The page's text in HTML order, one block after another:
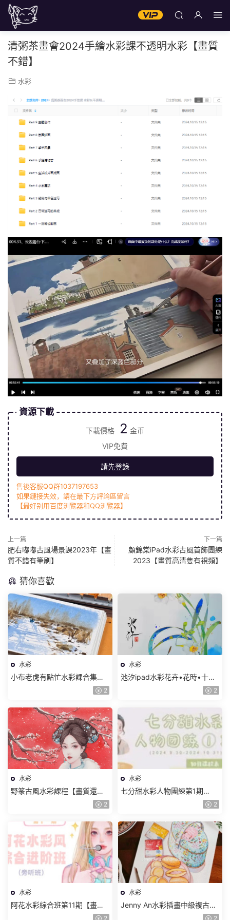
清粥茶畫會2024手繪水彩課不透明水彩【畫質
不錯】
水彩
資源下載
下載價格 2 金币
VIP免費
請先登錄
售後客服QQ群1037197653
如果鏈接失效，請在最下方評論區留言
【最好别用百度浏覽器和QQ浏覽器】
上一篇
肥右嘟嘟古風場景課2023年【畫
質不錯有筆刷】
下一篇
顧錦棠iPad水彩古風首飾團練
2023【畫質高清隻有視頻】
猜你喜歡
水彩
小布老虎有點忙水彩課合集
2
水彩
池汐ipad水彩花卉•花時•十二
月曆花【畫質還行隻有視頻】2
水彩
野篆古風水彩課程【畫質還行
2
水彩
七分甜水彩人物團練第1期
2024【畫質較差有筆刷和素 2
水彩
阿花水彩綜合班第11期【畫質
2
水彩
Jenny An水彩插畫中級複古包
裝系列【畫質還行有課件】
2